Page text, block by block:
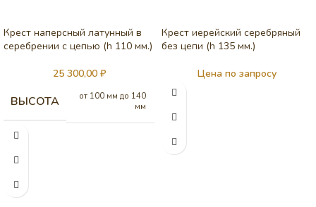
Крест наперсный латунный в
серебрении c цепью (h 110 мм.)
25 300,00 ₽
ВЫСОТА
от 100 мм до 140
мм
Крест иерейский серебряный
без цепи (h 135 мм.)
Цена по запросу